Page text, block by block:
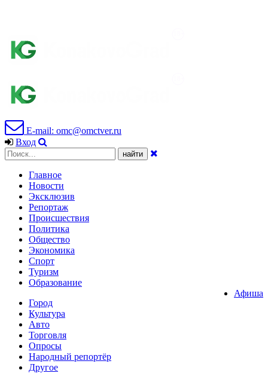
E-mail: omc@omctver.ru
Вход
Главное
Новости
Эксклюзив
Репортаж
Происшествия
Политика
Общество
Экономика
Спорт
Туризм
Образование
Афиша
Город
Культура
Авто
Торговля
Опросы
Народный репортёр
Другое